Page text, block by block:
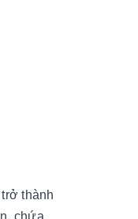
thành
chứa